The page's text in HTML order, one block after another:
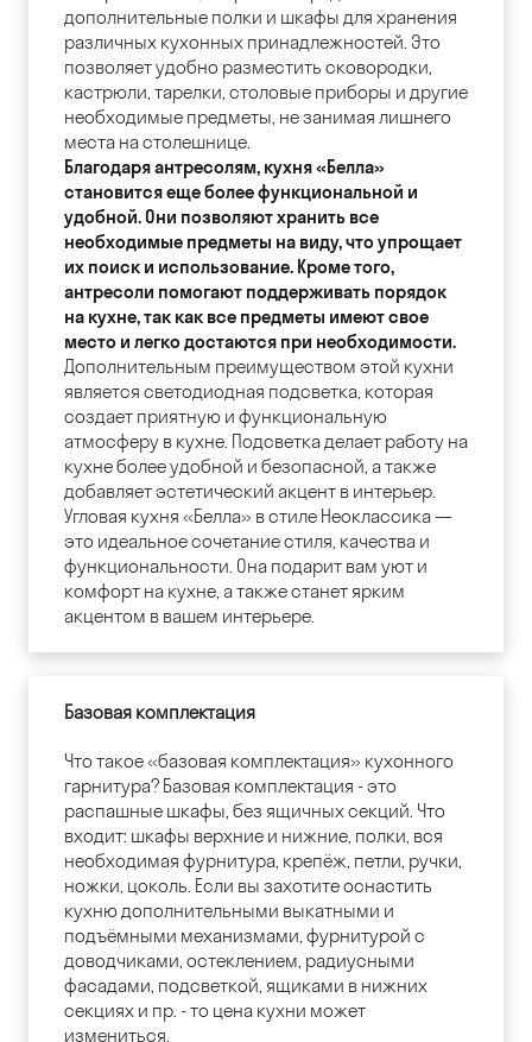
дополнительные полки и шкафы для хранения
различных кухонных принадлежностей. Это
позволяет удобно разместить сковородки,
кастрюли, тарелки, столовые приборы и другие
необходимые предметы, не занимая лишнего
места на столешнице.
Благодаря антресолям, кухня «Белла»
становится еще более функциональной и
удобной. Они позволяют хранить все
необходимые предметы на виду, что упрощает
их поиск и использование. Кроме того,
антресоли помогают поддерживать порядок
на кухне, так как все предметы имеют свое
место и легко достаются при необходимости.
Дополнительным преимуществом этой кухни
является светодиодная подсветка, которая
создает приятную и функциональную
атмосферу в кухне. Подсветка делает работу на
кухне более удобной и безопасной, а также
добавляет эстетический акцент в интерьер.
Угловая кухня «Белла» в стиле Неоклассика —
это идеальное сочетание стиля, качества и
функциональности. Она подарит вам уют и
комфорт на кухне, а также станет ярким
акцентом в вашем интерьере.
Базовая комплектация
Что такое «базовая комплектация» кухонного
гарнитура? Базовая комплектация - это
распашные шкафы, без ящичных секций. Что
входит: шкафы верхние и нижние, полки, вся
необходимая фурнитура, крепёж, петли, ручки,
ножки, цоколь. Если вы захотите оснастить
кухню дополнительными выкатными и
подъёмными механизмами, фурнитурой с
доводчиками, остеклением, радиусными
фасадами, подсветкой, ящиками в нижних
секциях и пр. - то цена кухни может
измениться.